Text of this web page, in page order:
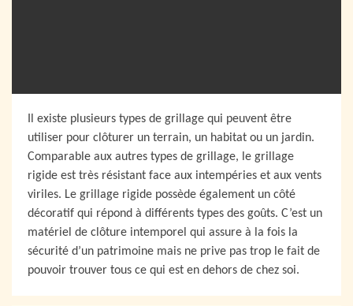
Il existe plusieurs types de grillage qui peuvent être
utiliser pour clôturer un terrain, un habitat ou un jardin.
Comparable aux autres types de grillage, le grillage
rigide est très résistant face aux intempéries et aux vents
viriles. Le grillage rigide possède également un côté
décoratif qui répond à différents types des goûts. C’est un
matériel de clôture intemporel qui assure à la fois la
sécurité d’un patrimoine mais ne prive pas trop le fait de
pouvoir trouver tous ce qui est en dehors de chez soi.